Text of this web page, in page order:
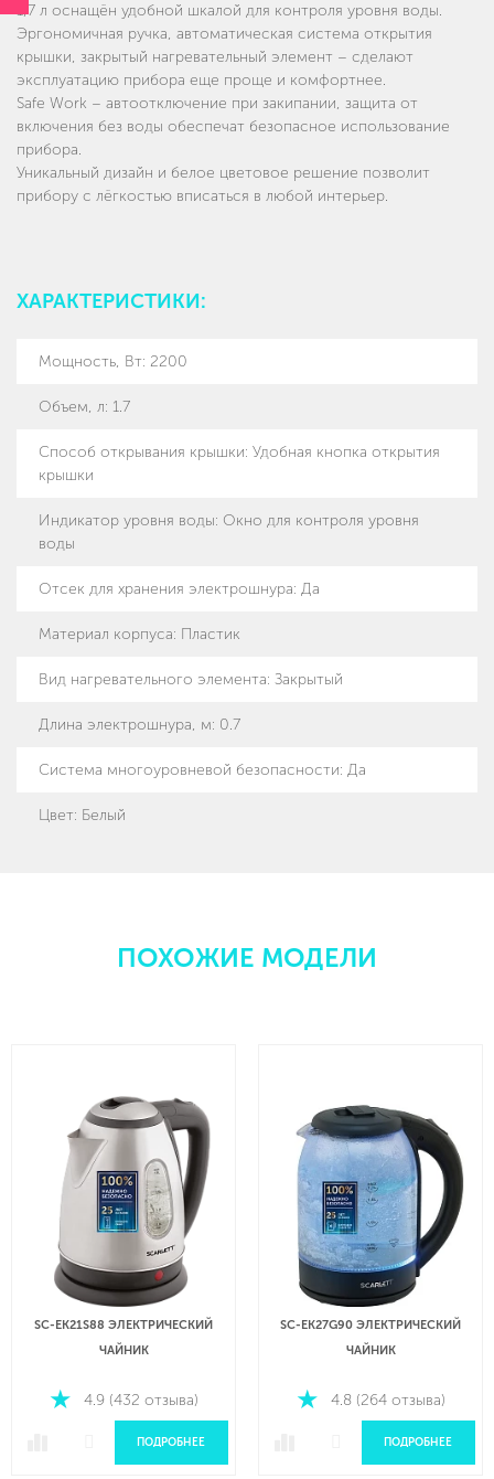
1,7 л оснащён удобной шкалой для контроля уровня воды.
Эргономичная ручка, автоматическая система открытия
крышки, закрытый нагревательный элемент – сделают
эксплуатацию прибора еще проще и комфортнее.
Safe Work – автоотключение при закипании, защита от
включения без воды обеспечат безопасное использование
прибора.
Уникальный дизайн и белое цветовое решение позволит
прибору с лёгкостью вписаться в любой интерьер.
ХАРАКТЕРИСТИКИ:
Мощность, Вт: 2200
Объем, л: 1.7
Способ открывания крышки: Удобная кнопка открытия
крышки
Индикатор уровня воды: Окно для контроля уровня
воды
Отсек для хранения электрошнура: Да
Материал корпуса: Пластик
Вид нагревательного элемента: Закрытый
Длина электрошнура, м: 0.7
Система многоуровневой безопасности: Да
Цвет: Белый
ПОХОЖИЕ МОДЕЛИ
SC-EK21S88 ЭЛЕКТРИЧЕСКИЙ
ЧАЙНИК
4.9 (432 отзыва)
ПОДРОБНЕЕ
SC-EK27G90 ЭЛЕКТРИЧЕСКИЙ
ЧАЙНИК
4.8 (264 отзыва)
ПОДРОБНЕЕ